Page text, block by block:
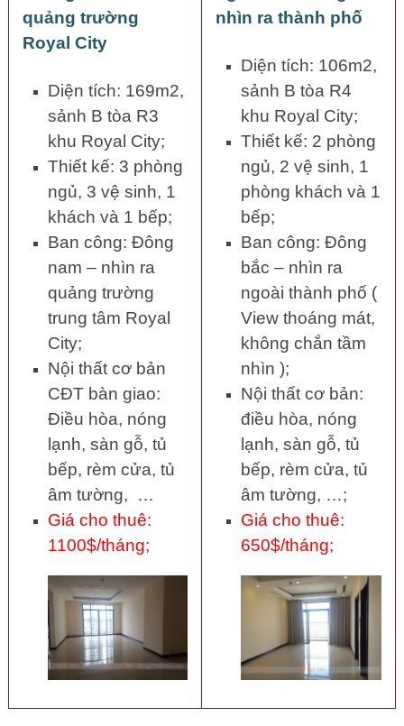
quảng trường
Royal City
Diện tích: 169m2,
sảnh B tòa R3
khu Royal City;
Thiết kế: 3 phòng
ngủ, 3 vệ sinh, 1
khách và 1 bếp;
Ban công: Đông
nam – nhìn ra
quảng trường
trung tâm Royal
City;
Nội thất cơ bản
CĐT bàn giao:
Điều hòa, nóng
lạnh, sàn gỗ, tủ
bếp, rèm cửa, tủ
âm tường, …
Giá cho thuê:
1100$/tháng;
nhìn ra thành phố
Diện tích: 106m2,
sảnh B tòa R4
khu Royal City;
Thiết kế: 2 phòng
ngủ, 2 vệ sinh, 1
phòng khách và 1
bếp;
Ban công: Đông
bắc – nhìn ra
ngoài thành phố (
View thoáng mát,
không chắn tầm
nhìn );
Nội thất cơ bản:
điều hòa, nóng
lạnh, sàn gỗ, tủ
bếp, rèm cửa, tủ
âm tường, …;
Giá cho thuê:
650$/tháng;